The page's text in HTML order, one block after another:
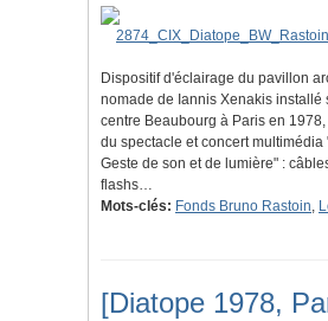
Dispositif d'éclairage du pavillon
nomade de Iannis Xenakis installé
centre Beaubourg à Paris en
du spectacle et concert multimédia
Geste de son et de lumière" :
flashs…
Mots-clés: Fonds Bruno Rastoin,
[Diatope 1978,